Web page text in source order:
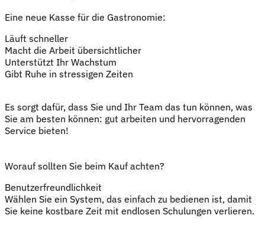
Eine neue Kasse für die Gastronomie:
Läuft schneller
Macht die Arbeit übersichtlicher
Unterstützt Ihr Wachstum
Gibt Ruhe in stressigen Zeiten
Es sorgt dafür, dass Sie und Ihr Team das tun können, was
Sie am besten können: gut arbeiten und hervorragenden
Service bieten!
Worauf sollten Sie beim Kauf achten?
Benutzerfreundlichkeit
Wählen Sie ein System, das einfach zu bedienen ist, damit
Sie keine kostbare Zeit mit endlosen Schulungen verlieren.